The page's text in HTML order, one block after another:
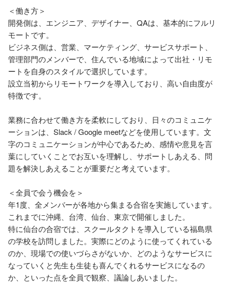
＜働き方＞
開発側は、エンジニア、デザイナー、QAは、基本的にフルリ
モートです。
ビジネス側は、営業、マーケティング、サービスサポート、
管理部門のメンバーで、住んでいる地域によって出社・リモ
ートを自身のスタイルで選択しています。
設立当初からリモートワークを導入しており、高い自由度が
特徴です。
業務に合わせて働き方を柔軟にしており、日々のコミュニケ
ーションは、Slack / Google meetなどを使用しています。文
字のコミュニケーションが中心であるため、感情や意見を言
葉にしていくことでお互いを理解し、サポートしあえる、問
題を解決しあえることが重要だと考えています。
＜全員で会う機会を＞
年1度、全メンバーが各地から集まる合宿を実施しています。
これまでに沖縄、台湾、仙台、東京で開催しました。
特に仙台の合宿では、スクールタクトを導入している福島県
の学校を訪問しました。実際にどのように使ってくれている
のか、現場での使いづらさがないか、どのようなサービスに
なっていくと先生も生徒も喜んでくれるサービスになるの
か、といった点を全員で観察、議論しあいました。